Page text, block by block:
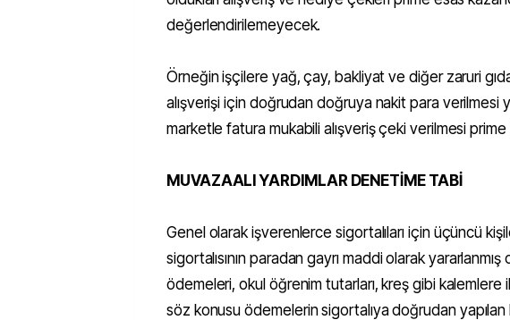
değerlendirilemeyecek.
Örneğin işçilere yağ, çay, bakliyat ve diğer zaruri
alışverişi için doğrudan doğruya nakit para verilmesi
marketle fatura mukabili alışveriş çeki verilmesi
MUVAZAALI YARDIMLAR DENETİME TABİ
Genel olarak işverenlerce sigortalıları için üçüncü
sigortalısının paradan gayrı maddi olarak
ödemeleri, okul öğrenim tutarları, kreş gibi kalemlere
söz konusu ödemelerin sigortalıya doğrudan yapılan